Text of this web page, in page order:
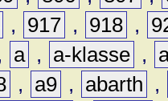
, 917 , 918 ,
a , a-klasse ,
, a9 , abarth
,